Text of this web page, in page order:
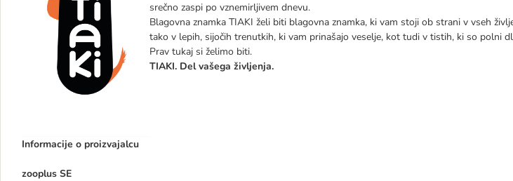
srečno zaspi po vznemirljivem dnevu.
Blagovna znamka TIAKI želi biti blagovna znamka, ki vam stoji ob strani v vseh
tako v lepih, sijočih trenutkih, ki vam prinašajo veselje, kot tudi v tistih, ki so polni
Prav tukaj si želimo biti.
TIAKI. Del vašega življenja.
Informacije o proizvajalcu
zooplus SE